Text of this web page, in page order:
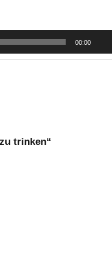
00:00
trinken“